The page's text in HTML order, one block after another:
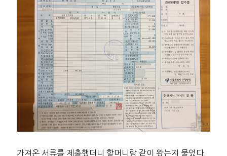
가져온 서류를 제출했더니 할머니랑 같이 왔는지 물었다.